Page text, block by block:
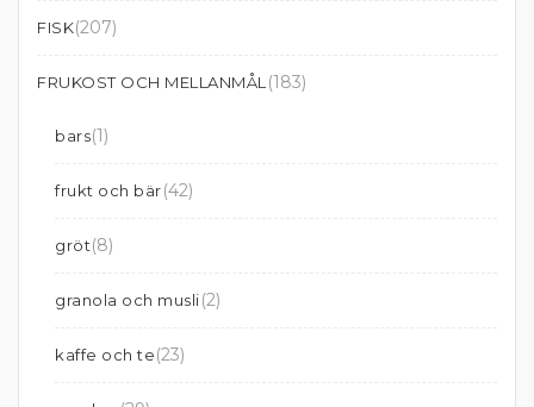
FISK(207)
FRUKOST OCH MELLANMÅL (183)
bars(1)
frukt och bär(42)
gröt(8)
granola och musli(2)
kaffe och te(23)